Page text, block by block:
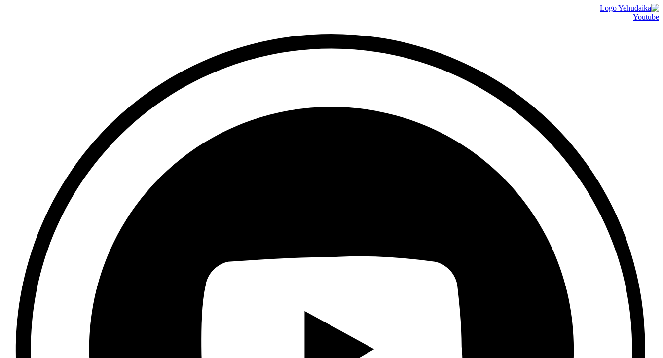
דלג
לתוכן
Youtube